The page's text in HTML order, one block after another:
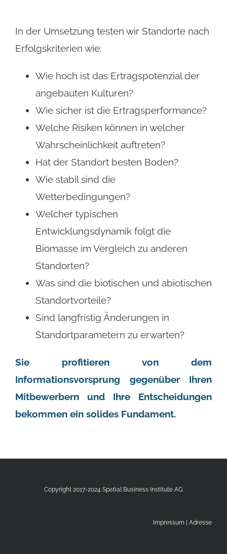
In der Umsetzung testen wir Standorte nach
Erfolgskriterien wie:
Wie hoch ist das Ertragspotenzial der
angebauten Kulturen?
Wie sicher ist die Ertragsperformance?
Welche Risiken können in welcher
Wahrscheinlichkeit auftreten?
Hat der Standort besten Boden?
Wie stabil sind die
Wetterbedingungen?
Welcher typischen
Entwicklungsdynamik folgt die
Biomasse im Vergleich zu anderen
Standorten?
Was sind die biotischen und abiotischen
Standortvorteile?
Sind langfristig Änderungen in
Standortparametern zu erwarten?
Sie profitieren von dem
Informationsvorsprung gegenüber Ihren
Mitbewerbern und Ihre Entscheidungen
bekommen ein solides Fundament.
Copyright 2017-2024 Spatial Business Institute AG
Impressum | Adresse